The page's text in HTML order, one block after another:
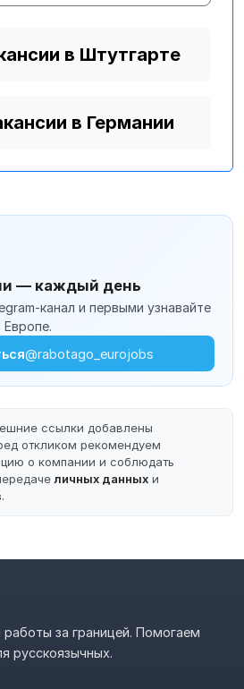
в Штутгарте
в Германии
— каждый день
канал и первыми узнавайте
Европе.
@rabotago_eurojobs
ссылки добавлены
откликом рекомендуем
о компании и соблюдать
личных данных и
.
за границей. Помогаем
русскоязычных.